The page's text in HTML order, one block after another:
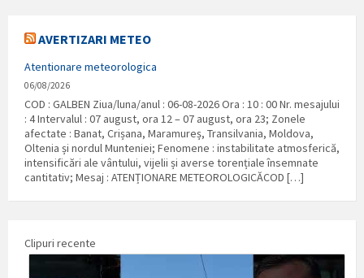
AVERTIZARI METEO
Atentionare meteorologica
06/08/2026
COD : GALBEN Ziua/luna/anul : 06-08-2026 Ora : 10 : 00 Nr. mesajului
: 4 Intervalul : 07 august, ora 12 – 07 august, ora 23; Zonele
afectate : Banat, Crișana, Maramureș, Transilvania, Moldova,
Oltenia și nordul Munteniei; Fenomene : instabilitate atmosferică,
intensificări ale vântului, vijelii și averse torențiale însemnate
cantitativ; Mesaj : ATENȚIONARE METEOROLOGICĂCOD […]
Clipuri recente